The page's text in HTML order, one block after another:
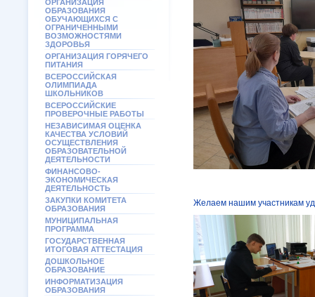
ОРГАНИЗАЦИЯ
ОБРАЗОВАНИЯ
ОБУЧАЮЩИХСЯ С
ОГРАНИЧЕННЫМИ
ВОЗМОЖНОСТЯМИ
ЗДОРОВЬЯ
ОРГАНИЗАЦИЯ ГОРЯЧЕГО
ПИТАНИЯ
ВСЕРОССИЙСКАЯ
ОЛИМПИАДА
ШКОЛЬНИКОВ
ВСЕРОССИЙСКИЕ
ПРОВЕРОЧНЫЕ РАБОТЫ
НЕЗАВИСИМАЯ ОЦЕНКА
КАЧЕСТВА УСЛОВИЙ
ОСУЩЕСТВЛЕНИЯ
ОБРАЗОВАТЕЛЬНОЙ
ДЕЯТЕЛЬНОСТИ
ФИНАНСОВО-
ЭКОНОМИЧЕСКАЯ
ДЕЯТЕЛЬНОСТЬ
ЗАКУПКИ КОМИТЕТА
ОБРАЗОВАНИЯ
МУНИЦИПАЛЬНАЯ
ПРОГРАММА
ГОСУДАРСТВЕННАЯ
ИТОГОВАЯ АТТЕСТАЦИЯ
ДОШКОЛЬНОЕ
ОБРАЗОВАНИЕ
ИНФОРМАТИЗАЦИЯ
ОБРАЗОВАНИЯ
Желаем нашим участникам